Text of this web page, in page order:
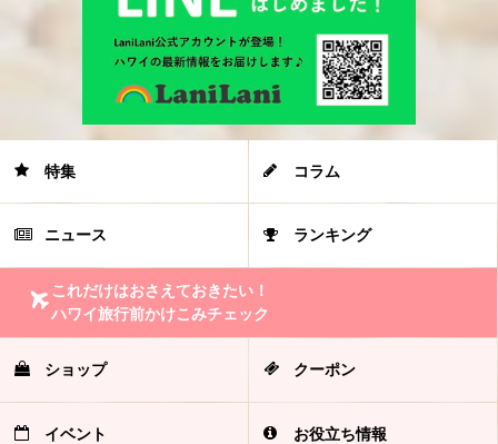
特集 コラム
ニュース ランキング
これだけはおさえておきたい！
ハワイ旅行前かけこみチェック
ショップ クーポン
イベント お役立ち情報